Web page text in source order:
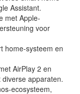
Assistant.
met Apple-
voor
home-systeem en
AirPlay 2 en
apparaten.
ecosysteem,